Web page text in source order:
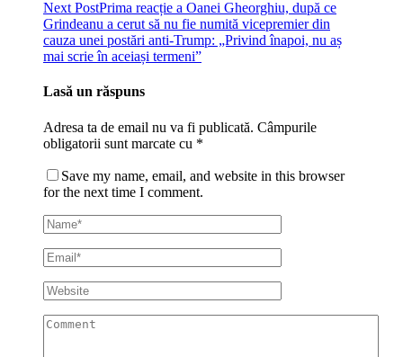
Next PostPrima reacție a Oanei Gheorghiu, după ce
Grindeanu a cerut să nu fie numită vicepremier din
cauza unei postări anti-Trump: „Privind înapoi, nu aș
mai scrie în aceiași termeni”
Lasă un răspuns
Adresa ta de email nu va fi publicată. Câmpurile
obligatorii sunt marcate cu *
Save my name, email, and website in this browser
for the next time I comment.